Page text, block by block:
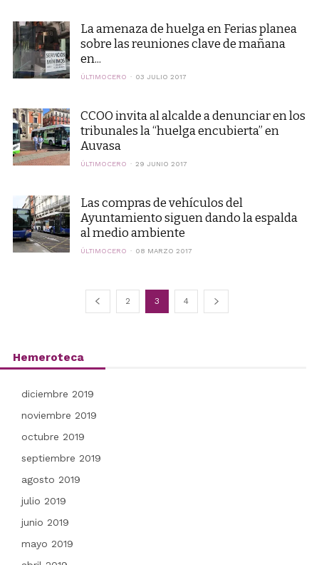
La amenaza de huelga en Ferias planea
sobre las reuniones clave de mañana
en...
ÚLTIMOCERO 03 JULIO 2017
CCOO invita al alcalde a denunciar en los
tribunales la “huelga encubierta” en
Auvasa
ÚLTIMOCERO 29 JUNIO 2017
Las compras de vehículos del
Ayuntamiento siguen dando la espalda
al medio ambiente
ÚLTIMOCERO 08 MARZO 2017
2 3 4
Hemeroteca
diciembre 2019
noviembre 2019
octubre 2019
septiembre 2019
agosto 2019
julio 2019
junio 2019
mayo 2019